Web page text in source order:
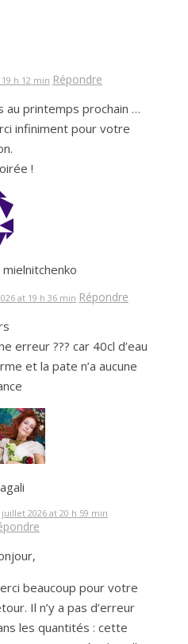
h 12 min Répondre
au printemps prochain …
infiniment pour votre
!
at 19 h 36 min Répondre
erreur ??? car 40cl d’eau
et la pate n’a aucune
juillet 2026 at 20 h 59 min
beaucoup pour votre
Il n’y a pas d’erreur
les quantités : cette